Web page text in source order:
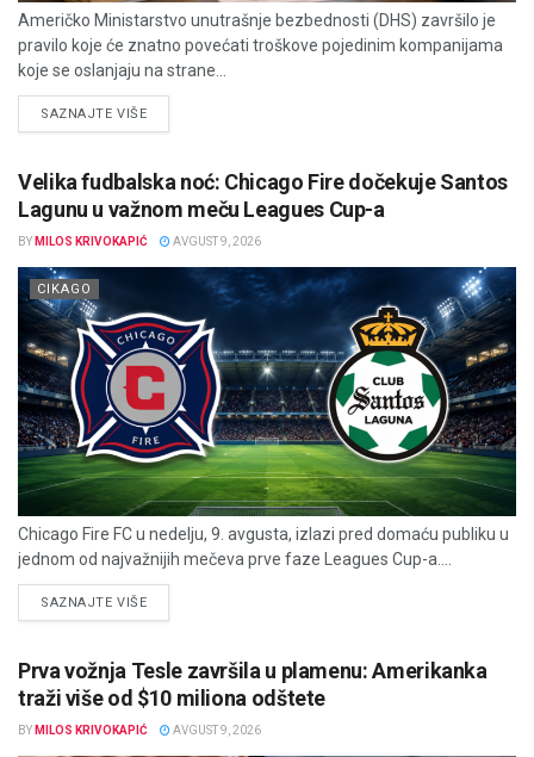
Američko Ministarstvo unutrašnje bezbednosti (DHS) završilo je
pravilo koje će znatno povećati troškove pojedinim kompanijama
koje se oslanjaju na strane...
SAZNAJTE VIŠEDETAILS
Velika fudbalska noć: Chicago Fire dočekuje Santos
Lagunu u važnom meču Leagues Cup-a
BY MILOS KRIVOKAPIĆ AVGUST 9, 2026
CIKAGO
Chicago Fire FC u nedelju, 9. avgusta, izlazi pred domaću publiku u
jednom od najvažnijih mečeva prve faze Leagues Cup-a....
SAZNAJTE VIŠEDETAILS
Prva vožnja Tesle završila u plamenu: Amerikanka
traži više od $10 miliona odštete
BY MILOS KRIVOKAPIĆ AVGUST 9, 2026